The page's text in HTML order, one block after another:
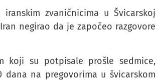
zvaničnicima u Švicarskoj
negirao da je započeo razgovore
koji su potpisale prošle sedmice,
na pregovorima u švicarskom